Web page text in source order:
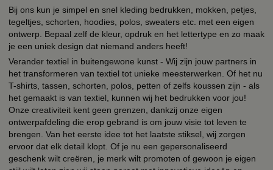
Bij ons kun je simpel en snel kleding bedrukken, mokken, petjes,
tegeltjes, schorten, hoodies, polos, sweaters etc. met een eigen
ontwerp. Bepaal zelf de kleur, opdruk en het lettertype en zo maak
je een uniek design dat niemand anders heeft!
Verander textiel in buitengewone kunst - Wij zijn jouw partners in
het transformeren van textiel tot unieke meesterwerken. Of het nu
T-shirts, tassen, schorten, polos, petten of zelfs koussen zijn - als
het gemaakt is van textiel, kunnen wij het bedrukken voor jou!
Onze creativiteit kent geen grenzen, dankzij onze eigen
ontwerpafdeling die erop gebrand is om jouw visie tot leven te
brengen. Van het eerste idee tot het laatste stiksel, wij zorgen
ervoor dat elk detail klopt. Of je nu een gepersonaliseerd
geschenk wilt creëren, je merk wilt promoten of gewoon je eigen